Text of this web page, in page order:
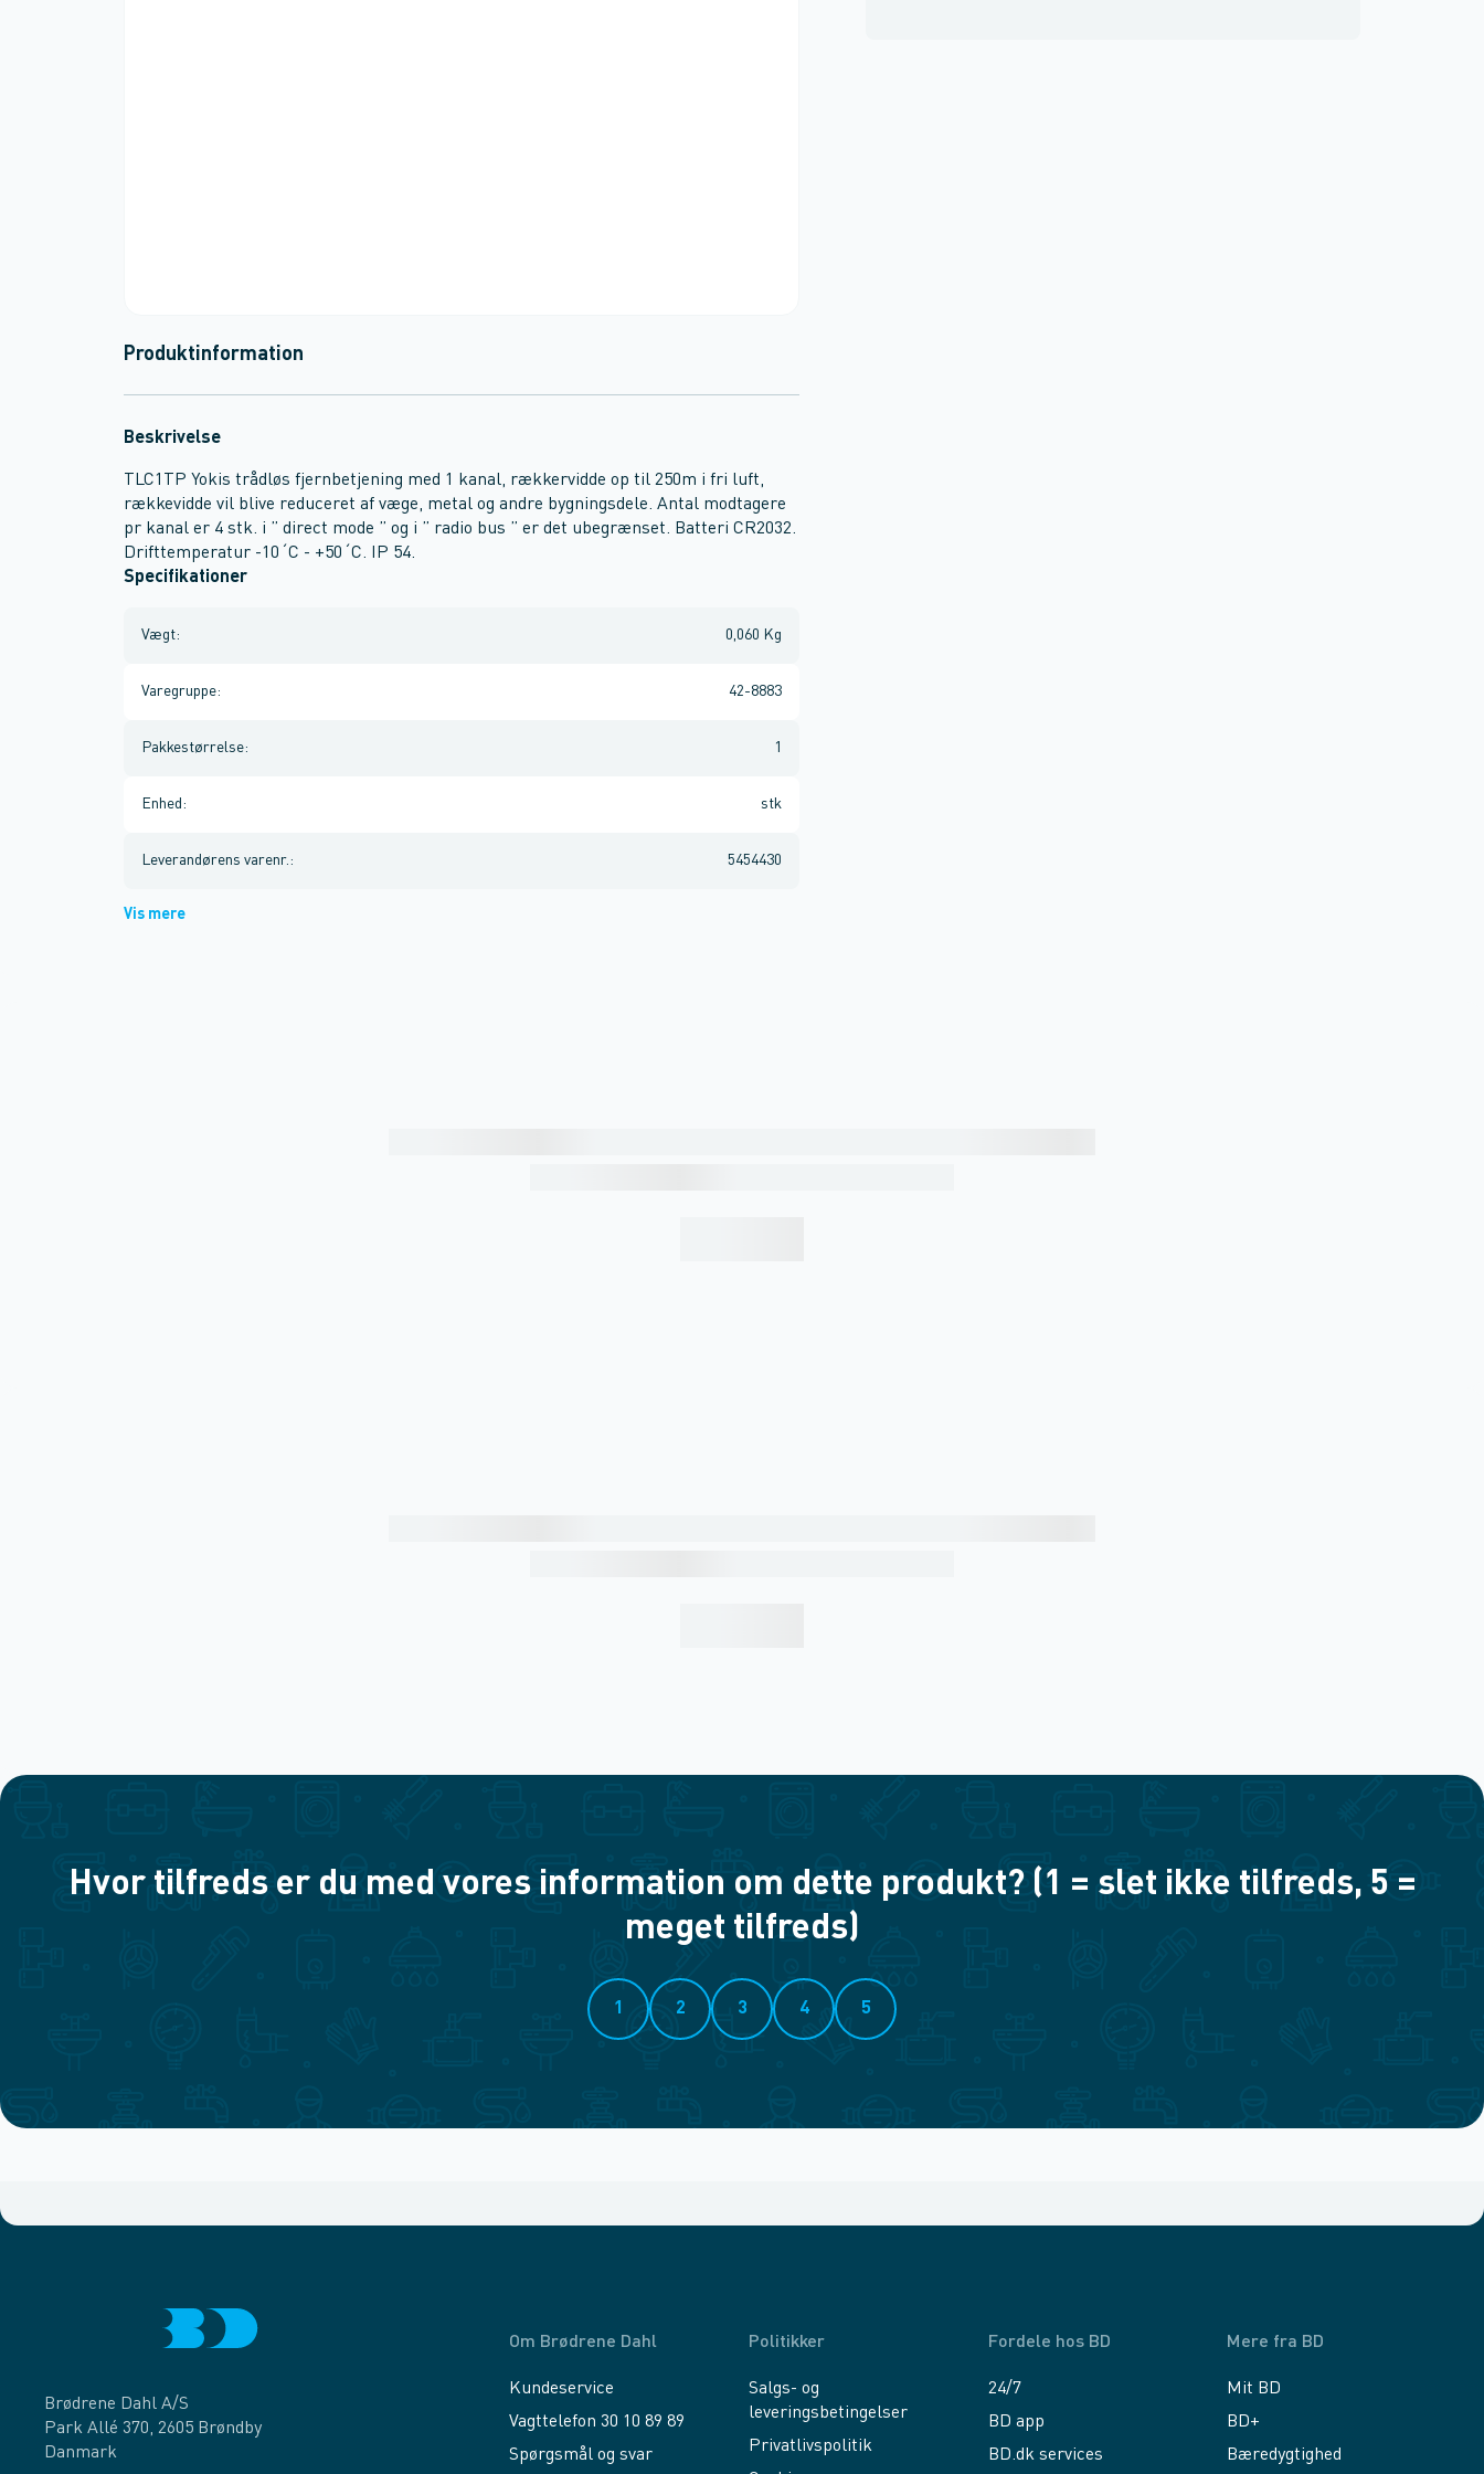
Produktinformation
Beskrivelse
TLC1TP Yokis trådløs fjernbetjening med 1 kanal, rækkervidde op til 250m i fri luft,
rækkevidde vil blive reduceret af væge, metal og andre bygningsdele. Antal modtagere
pr kanal er 4 stk. i ” direct mode ” og i ” radio bus ” er det ubegrænset. Batteri CR2032.
Drifttemperatur -10´C - +50´C. IP 54.
Specifikationer
Vægt: 0,060 Kg
Varegruppe: 42-8883
Pakkestørrelse: 1
Enhed : stk
Leverandørens varenr. : 5454430
Vis mere
Hvor tilfreds er du med vores information om dette produkt? (1 = slet ikke tilfreds, 5 =
meget tilfreds)
1 2 3 4 5
Brødrene Dahl A/S
Park Allé 370, 2605 Brøndby
Danmark
Om Brødrene Dahl
Kundeservice
Vagttelefon 30 10 89 89
Spørgsmål og svar
Politikker
Salgs- og
leveringsbetingelser
Privatlivspolitik
Fordele hos BD
24/7
BD app
BD.dk services
Mere fra BD
Mit BD
BD+
Bæredygtighed